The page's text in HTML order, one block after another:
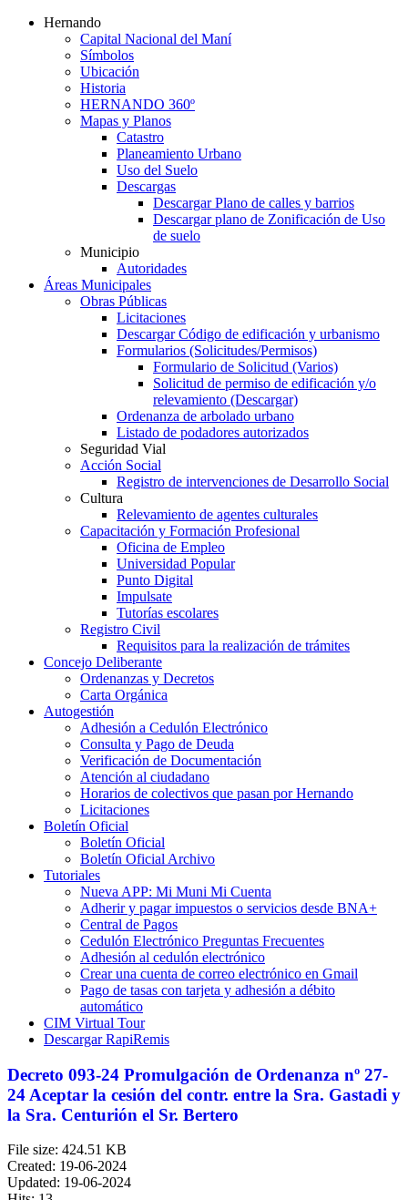
Hernando
Capital Nacional del Maní
Símbolos
Ubicación
Historia
HERNANDO 360º
Mapas y Planos
Catastro
Planeamiento Urbano
Uso del Suelo
Descargas
Descargar Plano de calles y barrios
Descargar plano de Zonificación de Uso
de suelo
Municipio
Autoridades
Áreas Municipales
Obras Públicas
Licitaciones
Descargar Código de edificación y urbanismo
Formularios (Solicitudes/Permisos)
Formulario de Solicitud (Varios)
Solicitud de permiso de edificación y/o
relevamiento (Descargar)
Ordenanza de arbolado urbano
Listado de podadores autorizados
Seguridad Vial
Acción Social
Registro de intervenciones de Desarrollo Social
Cultura
Relevamiento de agentes culturales
Capacitación y Formación Profesional
Oficina de Empleo
Universidad Popular
Punto Digital
Impulsate
Tutorías escolares
Registro Civil
Requisitos para la realización de trámites
Concejo Deliberante
Ordenanzas y Decretos
Carta Orgánica
Autogestión
Adhesión a Cedulón Electrónico
Consulta y Pago de Deuda
Verificación de Documentación
Atención al ciudadano
Horarios de colectivos que pasan por Hernando
Licitaciones
Boletín Oficial
Boletín Oficial
Boletín Oficial Archivo
Tutoriales
Nueva APP: Mi Muni Mi Cuenta
Adherir y pagar impuestos o servicios desde BNA+
Central de Pagos
Cedulón Electrónico Preguntas Frecuentes
Adhesión al cedulón electrónico
Crear una cuenta de correo electrónico en Gmail
Pago de tasas con tarjeta y adhesión a débito
automático
CIM Virtual Tour
Descargar RapiRemis
Decreto 093-24 Promulgación de Ordenanza nº 27-
24 Aceptar la cesión del contr. entre la Sra. Gastadi y
la Sra. Centurión el Sr. Bertero
File size: 424.51 KB
Created: 19-06-2024
Updated: 19-06-2024